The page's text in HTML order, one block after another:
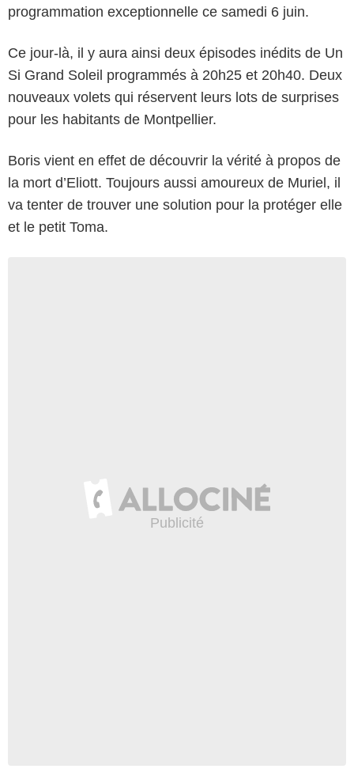
programmation exceptionnelle ce samedi 6 juin.
Ce jour-là, il y aura ainsi deux épisodes inédits de Un
Si Grand Soleil programmés à 20h25 et 20h40. Deux
nouveaux volets qui réservent leurs lots de surprises
pour les habitants de Montpellier.
Boris vient en effet de découvrir la vérité à propos de
la mort d’Eliott. Toujours aussi amoureux de Muriel, il
va tenter de trouver une solution pour la protéger elle
et le petit Toma.